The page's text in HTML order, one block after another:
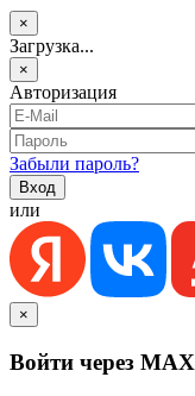
×
Загрузка...
×
Авторизация
Забыли пароль?
или
×
Войти через MAX